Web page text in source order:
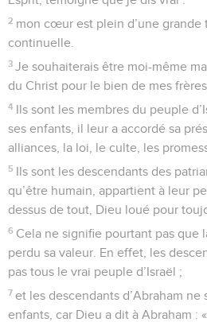
2 mon cœur est plein d’une grande
continuelle.
3 Je souhaiterais être moi-même
du Christ pour le bien de mes
4 Ils sont les membres du peuple
ses enfants, il leur a accordé sa
alliances, la loi, le culte, les
5 Ils sont les descendants des
qu’être humain, appartient à leur
dessus de tout, Dieu loué pour
6 Cela ne signifie pourtant pas que
perdu sa valeur. En effet, les
pas tous le vrai peuple d’Israël ;
7 et les descendants d’Abraham ne
enfants, car Dieu a dit à Abraham :